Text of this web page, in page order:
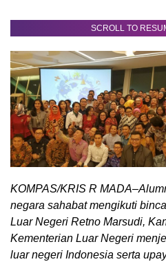
SCROLL TO
KOMPAS/KRIS R
negara sahabat mengikuti
Luar Negeri Retno Marsudi,
Kementerian Luar Negeri
luar negeri Indonesia serta